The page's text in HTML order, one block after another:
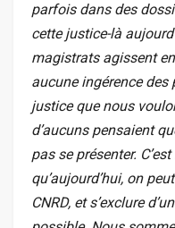
parfois dans des
cette justice-là
magistrats agissent
aucune ingérence des
justice que nous
d’aucuns pensaient
pas se présenter.
qu’aujourd’hui, on
CNRD, et s’exclure